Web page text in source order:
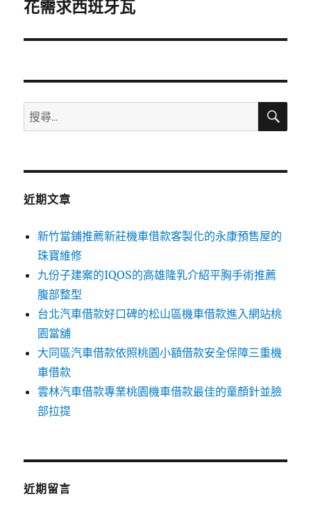
一
文
花需求西班牙瓦
搜
尋
鍵
搜
近期文章
新竹當鋪推薦新莊機車借款客製化的永康預售屋的
珠寶維修
九份子建案的IQOS的高雄隆乳介紹平胸手術推薦
腹部整型
台北汽車借款好口碑的松山區機車借款進入網站桃
園當舖
大同區汽車借款依照桃園小額借款安全保障三重機
車借款
雲林汽車借款專業桃園機車借款最佳的童顏針並臉
部拉提
近期留言